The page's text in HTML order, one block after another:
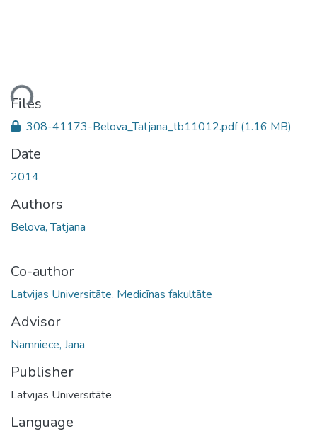
Files
308-41173-Belova_Tatjana_tb11012.pdf(1.16 MB)
Date
2014
Authors
Belova, Tatjana
Co-author
Latvijas Universitāte. Medicīnas fakultāte
Advisor
Namniece, Jana
Publisher
Latvijas Universitāte
Language